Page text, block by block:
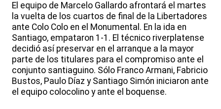
El equipo de Marcelo Gallardo afrontará el martes
la vuelta de los cuartos de final de la Libertadores
ante Colo Colo en el Monumental. En la ida en
Santiago, empataron 1-1. El técnico riverplatense
decidió así preservar en el arranque a la mayor
parte de los titulares para el compromiso ante el
conjunto santiaguino. Sólo Franco Armani, Fabricio
Bustos, Paulo Díaz y Santiago Simón iniciaron ante
el equipo colocolino y ante el boquense.